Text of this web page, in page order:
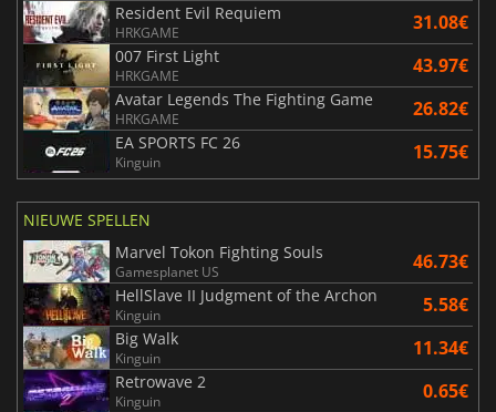
Resident Evil Requiem
HRKGAME 31.08€
007 First Light
HRKGAME 43.97€
Avatar Legends The Fighting Game
HRKGAME 26.82€
EA SPORTS FC 26
Kinguin 15.75€
NIEUWE SPELLEN
Marvel Tokon Fighting Souls
Gamesplanet US 46.73€
HellSlave II Judgment of the Archon
Kinguin 5.58€
Big Walk
Kinguin 11.34€
Retrowave 2
Kinguin 0.65€